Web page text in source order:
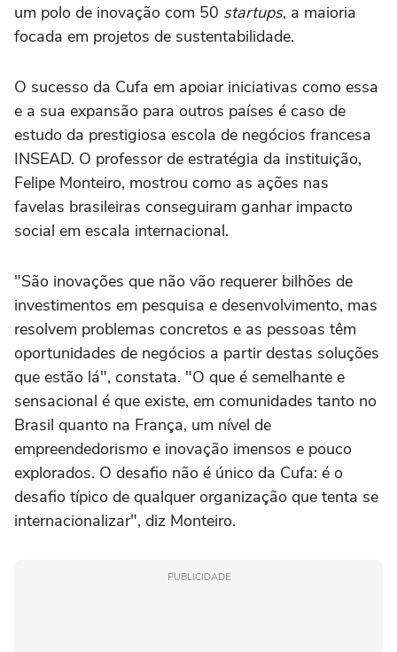
um polo de inovação com 50 startups, a maioria
focada em projetos de sustentabilidade.
O sucesso da Cufa em apoiar iniciativas como essa
e a sua expansão para outros países é caso de
estudo da prestigiosa escola de negócios francesa
INSEAD. O professor de estratégia da instituição,
Felipe Monteiro, mostrou como as ações nas
favelas brasileiras conseguiram ganhar impacto
social em escala internacional.
"São inovações que não vão requerer bilhões de
investimentos em pesquisa e desenvolvimento, mas
resolvem problemas concretos e as pessoas têm
oportunidades de negócios a partir destas soluções
que estão lá", constata. "O que é semelhante e
sensacional é que existe, em comunidades tanto no
Brasil quanto na França, um nível de
empreendedorismo e inovação imensos e pouco
explorados. O desafio não é único da Cufa: é o
desafio típico de qualquer organização que tenta se
internacionalizar", diz Monteiro.
PUBLICIDADE